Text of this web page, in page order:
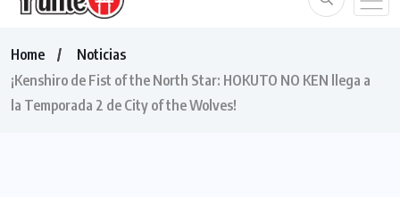
Home
Noticias
¡Kenshiro de Fist of the North Star: HOKUTO NO KEN llega a
la Temporada 2 de City of the Wolves!